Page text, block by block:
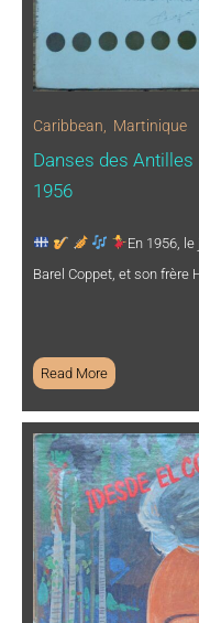
Caribbean Martinique
Danses des
1956
En 1956,
Barel Coppet, et son frère
Read More